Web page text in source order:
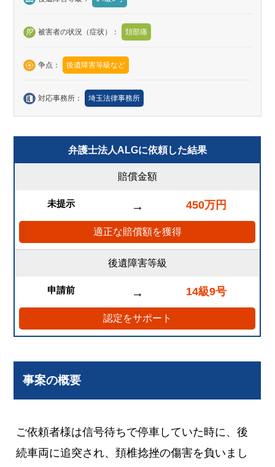
被害者の状況（症状）： 頚部痛
争点： 後遺障害等級など
対応事務所： 埼玉法律事務所
弁護士法人ALGに依頼した結果
賠償金額
未提示 → 450万円
適正な賠償額を獲得
後遺障害等級
申請前 → 14級9号
認定をサポート
事案の概要
ご依頼者様は信号待ちで停車していた時に、後
続車両に追突され、頚椎捻挫の傷害を負いまし